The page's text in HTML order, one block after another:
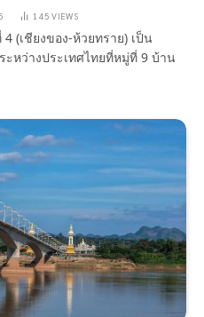
145VIEWS
(เชียงของ-ห้วยทราย) เป็น
หว่างประเทศไทยที่หมู่ที่ 9 บ้าน